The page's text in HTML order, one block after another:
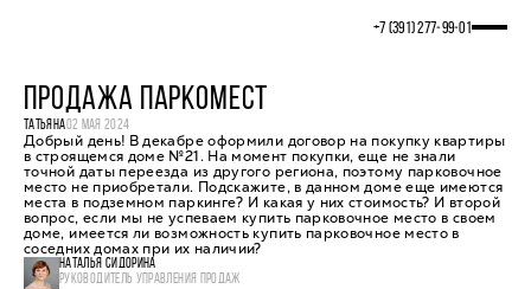
+7 (391) 277‒99‒01
ПРОДАЖА ПАРКОМЕСТ
ТАТЬЯНА02 МАЯ 2024
Добрый день! В декабре оформили договор на покупку квартиры
в строящемся доме №21. На момент покупки, еще не знали
точной даты переезда из другого региона, поэтому парковочное
место не приобретали. Подскажите, в данном доме еще имеются
места в подземном паркинге? И какая у них стоимость? И второй
вопрос, если мы не успеваем купить парковочное место в своем
доме, имеется ли возможность купить парковочное место в
соседних домах при их наличии?
НАТАЛЬЯ СИДОРИНА
РУКОВОДИТЕЛЬ УПРАВЛЕНИЯ ПРОДАЖ